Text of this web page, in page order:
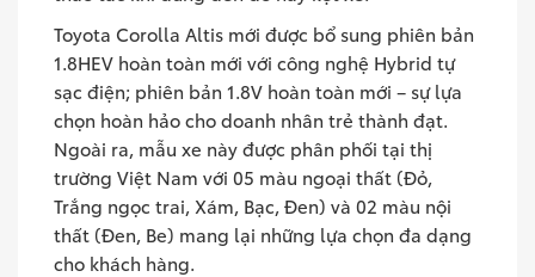
Toyota Corolla Altis mới được bổ sung phiên bản
1.8HEV hoàn toàn mới với công nghệ Hybrid tự
sạc điện; phiên bản 1.8V hoàn toàn mới – sự lựa
chọn hoàn hảo cho doanh nhân trẻ thành đạt.
Ngoài ra, mẫu xe này được phân phối tại thị
trường Việt Nam với 05 màu ngoại thất (Đỏ,
Trắng ngọc trai, Xám, Bạc, Đen) và 02 màu nội
thất (Đen, Be) mang lại những lựa chọn đa dạng
cho khách hàng.